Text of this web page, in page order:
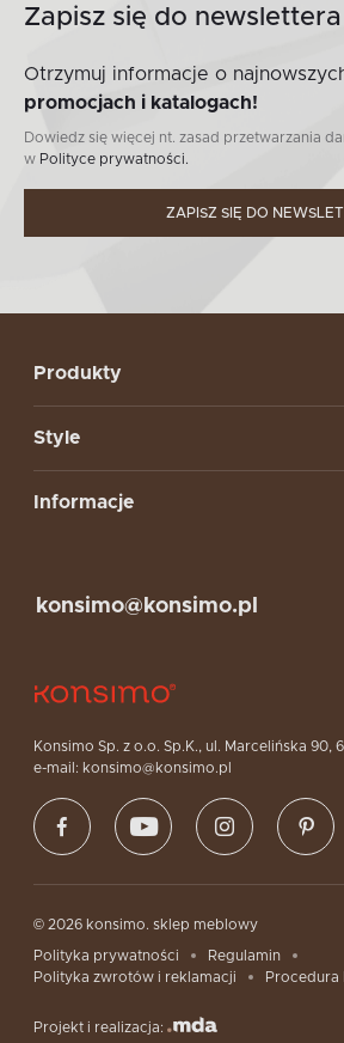
Zapisz się do newslettera
Otrzymuj informacje o
promocjach i katalogach!
Dowiedz się więcej nt. zasad przetwarzania
w Polityce prywatności.
ZAPISZ SIĘ DO
Produkty
Style
Informacje
Konsimo Sp. z o.o. Sp.K., ul. Marcelińska 90,
e-mail: konsimo@konsimo.pl
konsimo@konsimo.pl
© 2026 konsimo. sklep meblowy
Polityka prywatności
Regulamin
Polityka zwrotów i reklamacji
Procedura
Projekt i realizacja: